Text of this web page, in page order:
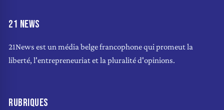
21 NEWS
21News est un média belge francophone qui promeut la
liberté, l'entrepreneuriat et la pluralité d'opinions.
RUBRIQUES